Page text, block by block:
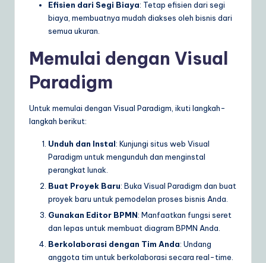
Efisien dari Segi Biaya: Tetap efisien dari segi
biaya, membuatnya mudah diakses oleh bisnis dari
semua ukuran.
Memulai dengan Visual
Paradigm
Untuk memulai dengan Visual Paradigm, ikuti langkah-
langkah berikut:
Unduh dan Instal: Kunjungi situs web Visual
Paradigm untuk mengunduh dan menginstal
perangkat lunak.
Buat Proyek Baru: Buka Visual Paradigm dan buat
proyek baru untuk pemodelan proses bisnis Anda.
Gunakan Editor BPMN: Manfaatkan fungsi seret
dan lepas untuk membuat diagram BPMN Anda.
Berkolaborasi dengan Tim Anda: Undang
anggota tim untuk berkolaborasi secara real-time.